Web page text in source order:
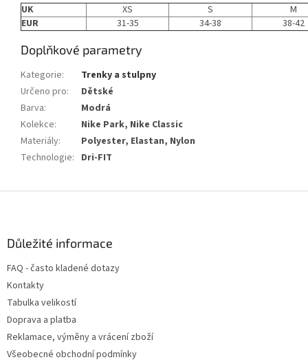
UK
XS S
M
EUR
31-35 34-38 38-42
Doplňkové parametry
Kategorie:
Trenky a stulpny
Určeno pro:
Dětské
Barva:
Modrá
Kolekce:
Nike Park, Nike Classic
Materiály:
Polyester, Elastan, Nylon
Technologie: Dri-FIT
Důležité informace
FAQ - často kladené dotazy
Kontakty
Tabulka velikostí
Doprava a platba
Reklamace, výměny a vrácení zboží
Všeobecné obchodní podmínky